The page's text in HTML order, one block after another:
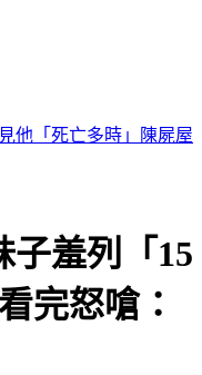
灣關鍵」 估這時起緩
子羞列「15
完怒嗆：